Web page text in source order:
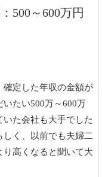
500～600万円
確定した年収の金額が
たい500万～600万
た会社も大手でした
しく、以前でも夫婦二
り高くなると聞いて大